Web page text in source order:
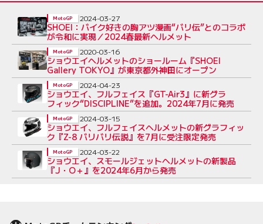
SHOEI：バイク好きの胸アツ漫画“バリ伝”とのコラボ
が令和に実現／2024春最新ヘルメット
MotoGP 2024-03-27
ショウエイヘルメットのショールーム『SHOEI
Gallery TOKYO』が東京都外神田にオープン
MotoGP 2020-03-16
ショウエイ、フルフェイス『GT-Air3』に新グラ
フィック“DISCIPLINE”を追加。2024年7月に発売
MotoGP 2024-04-23
ショウエイ、フルフェイスヘルメットの新グラフィッ
ク『Z-8 バリバリ伝説』を7月に受注限定発売
MotoGP 2024-03-15
ショウエイ、スモールジェットヘルメットの新製品
『J・O＋』を2024年6月から発売
MotoGP 2024-03-22